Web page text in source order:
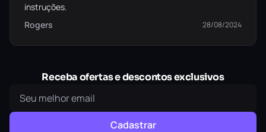
instruções.
Rogers
28/08/2024
Receba ofertas e descontos exclusivos
Cadastrar